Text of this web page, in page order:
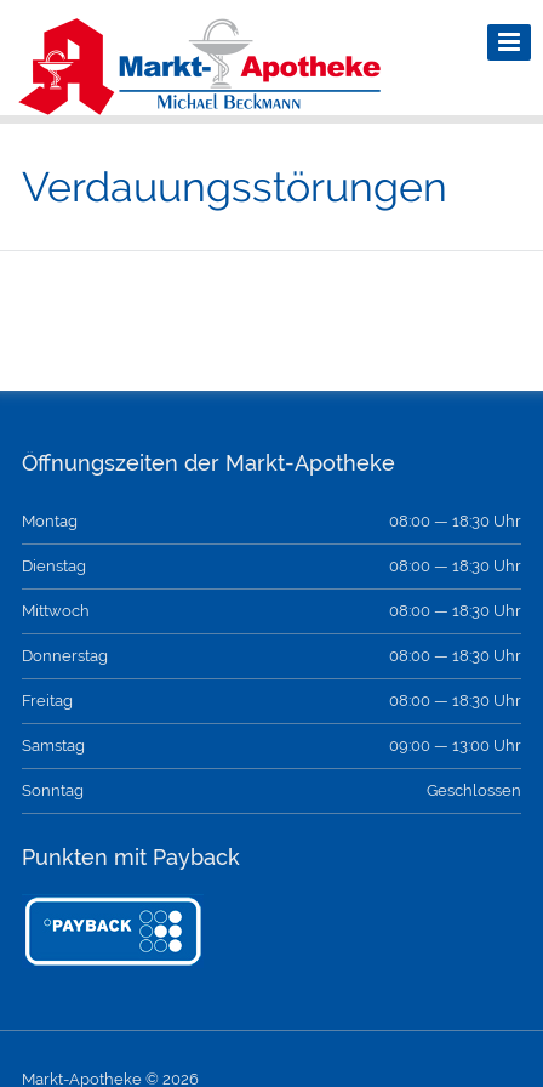
Verdauungsstörungen
Öffnungszeiten der Markt-Apotheke
Montag 08:00 — 18:30 Uhr
Dienstag 08:00 — 18:30 Uhr
Mittwoch 08:00 — 18:30 Uhr
Donnerstag 08:00 — 18:30 Uhr
Freitag 08:00 — 18:30 Uhr
Samstag 09:00 — 13:00 Uhr
Sonntag Geschlossen
Punkten mit Payback
Markt-Apotheke © 2026